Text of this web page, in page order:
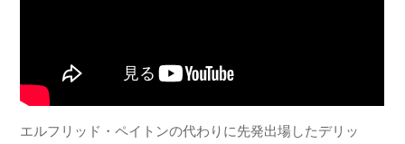
エルフリッド・ペイトンの代わりに先発出場したデリッ